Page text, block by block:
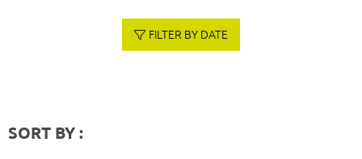
FILTER BY DATE
SORT BY :